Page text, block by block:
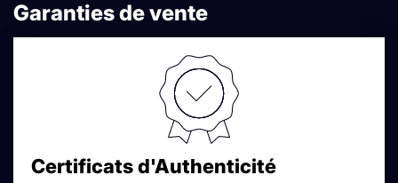
Garanties de vente
Certificats d'Authenticité